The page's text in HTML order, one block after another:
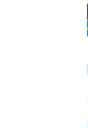
Chào mừng các bạn đến